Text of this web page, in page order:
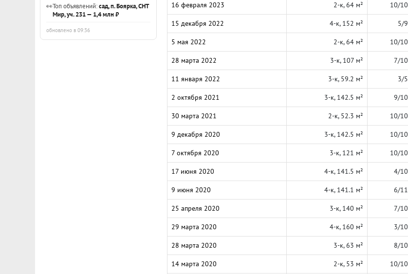
👀Топ объявлений:сад, п. Боярка, СНТ
Мир, уч. 231 — 1,4 млн ₽
обновлено в 09:36
16 февраля 2023 2-к, 64 м² 10/10
15 декабря 2022 4-к, 152 м² 5/9
5 мая 2022 2-к, 64 м² 10/10
28 марта 2022 3-к, 107 м² 7/10
11 января 2022 3-к, 59.2 м² 3/5
2 октября 2021 3-к, 142.5 м² 9/10
30 марта 2021 2-к, 52.3 м² 10/10
9 декабря 2020 3-к, 142.5 м² 10/10
7 октября 2020 3-к, 121 м² 10/10
17 июня 2020 4-к, 141.5 м² 4/10
9 июня 2020 4-к, 141.1 м² 6/11
25 апреля 2020 3-к, 140 м² 7/10
29 марта 2020 4-к, 160 м² 3/10
28 марта 2020 3-к, 63 м² 8/10
14 марта 2020 2-к, 53 м² 10/10